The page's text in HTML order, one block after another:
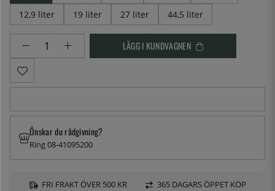
12,9 liter
19 liter 27 liter 44,5 liter
LÄGG I KUNDVAGNEN
Önskar du rådgivning?
Ring 08-41095200
FRI FRAKT ÖVER 500 KR 365 DAGARS ÖPPET KÖP